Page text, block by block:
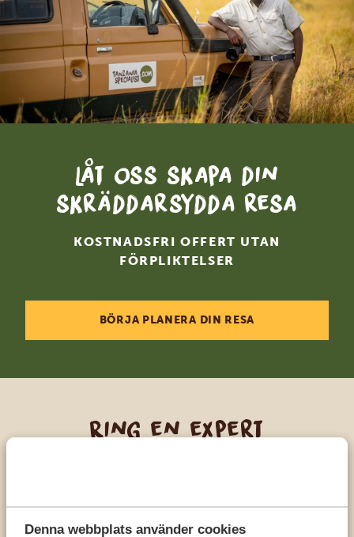
Denna webbplats använder cookies
Låt oss skapa din
skräddarsydda resa
KOSTNADSFRI OFFERT UTAN
FÖRPLIKTELSER
BÖRJA PLANERA DIN RESA
Ring en expert